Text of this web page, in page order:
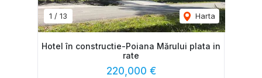
1 / 13 Harta
Hotel în constructie-Poiana Mărului plata in
rate
220,000 €